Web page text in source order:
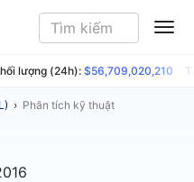
lượng (24h): $56,709,020,210
› Phân tích kỹ thuật